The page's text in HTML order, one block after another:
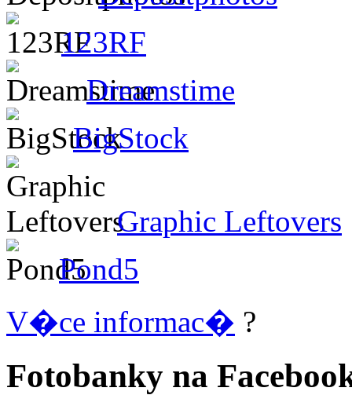
123RF
Dreamstime
BigStock
Graphic Leftovers
Pond5
V�ce informac� ?
Fotobanky na